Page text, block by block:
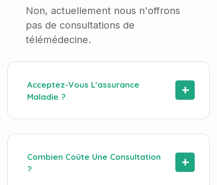
Non, actuellement nous n'offrons
pas de consultations de
télémédecine.
Acceptez-Vous L'assurance
Maladie ?
Combien Coûte Une Consultation
?